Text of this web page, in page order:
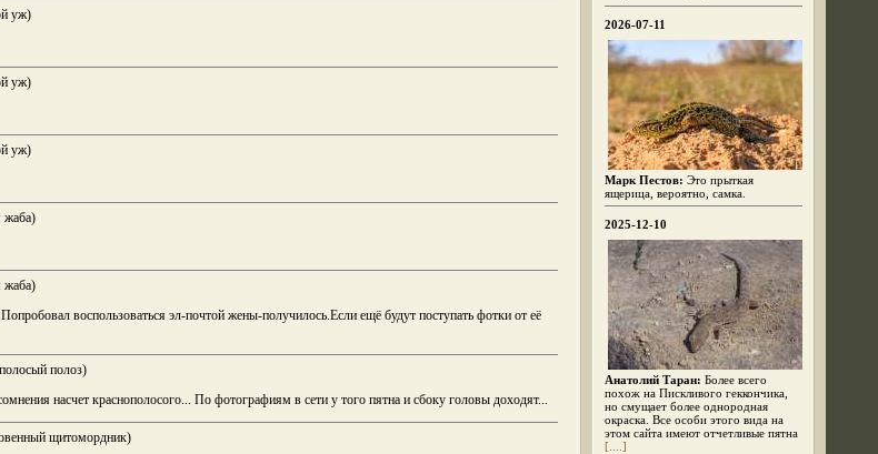
уж)
уж)
уж)
жаба)
жаба)
воспользоваться эл-почтой жены-получилось.Если ещё будут поступать фотки от её
полоз)
насчет краснополосого... По фотографиям в сети у того пятна и сбоку головы доходят...
щитомордник)
2026-07-11
Марк Пестов: Это прыткая
ящерица, вероятно, самка.
2025-12-10
Анатолий Таран: Более всего
похож на Пискливого геккончика,
но смущает более однородная
окраска. Все особи этого вида на
этом сайта имеют отчетливые пятна
[....]